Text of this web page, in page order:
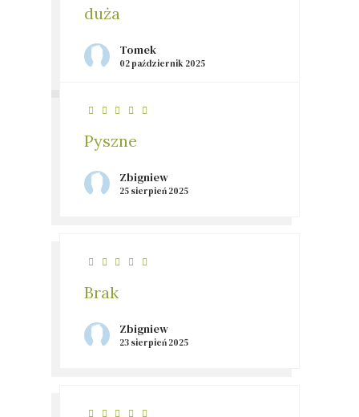
duża
Tomek
02 październik 2025
Pyszne
Zbigniew
25 sierpień 2025
Brak
Zbigniew
23 sierpień 2025